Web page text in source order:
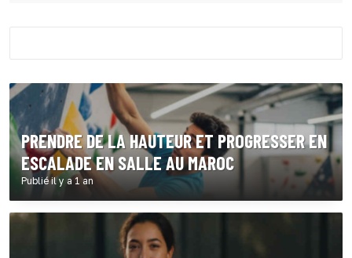
PRENDRE DE LA HAUTEUR ET PROGRESSER EN
ESCALADE EN SALLE AU MAROC
Publié il y a 1 an